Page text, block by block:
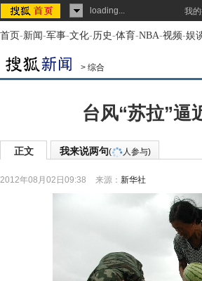
loading... 我
首页-新闻-军事-文化-历史-体育-NBA-视频-娱
> 综合
台风“苏拉”
正文 我来说两句( 人参与)
2012年08月02日09:38 来源： 新华社